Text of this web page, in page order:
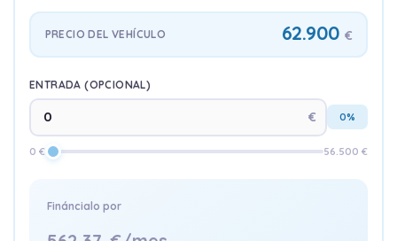
PRECIO DEL VEHÍCULO 62.900 €
ENTRADA (OPCIONAL)
€ 0%
0 € 56.500 €
Fináncialo por